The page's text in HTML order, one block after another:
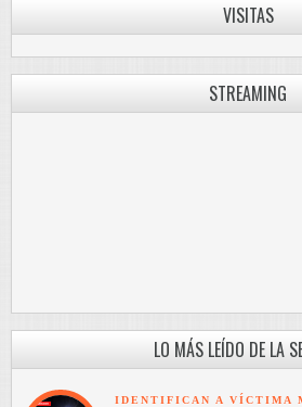
VISITAS
STREAMING
LO MÁS LEÍDO DE LA
IDENTIFICAN A VÍCTIMA